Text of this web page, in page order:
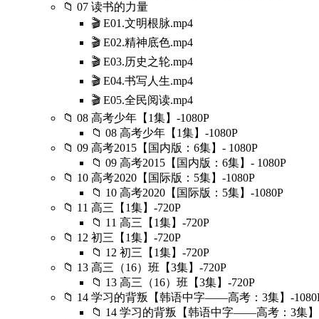
📁 07 读书的力量
🎬 E01.文明根脉.mp4
🎬 E02.精神底色.mp4
🎬 E03.历史之轮.mp4
🎬 E04.书写人生.mp4
🎬 E05.全民阅读.mp4
📁 08 高考少年【1集】-1080P
📁 08 高考少年【1集】-1080P
📁 09 高考2015【国内版：6集】- 1080P
📁 09 高考2015【国内版：6集】- 1080P
📁 10 高考2020【国际版：5集】-1080P
📁 10 高考2020【国际版：5集】-1080P
📁 11 高三【1集】-720P
📁 11 高三【1集】-720P
📁 12 初三【1集】-720P
📁 12 初三【1集】-720P
📁 13 高三（16）班【3集】-720P
📁 13 高三（16）班【3集】-720P
📁 14 学习的背叛【韩语中字——高考：3集】-
📁 14 学习的背叛【韩语中字——高考：3集】